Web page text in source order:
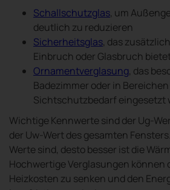
Schallschutzglas, um
deutlich zu reduzieren
Sicherheitsglas, das
Einbruch oder Glasbruch
Ornamentverglasung, das
Badezimmer oder in
Sichtschutzbedarf eingesetzt
Wichtige Kennwerte sind der Ug-
der Uw-Wert des gesamten
Werte sind, desto besser ist die
Hochwertige Verglasungen können
Heizkosten zu senken und den